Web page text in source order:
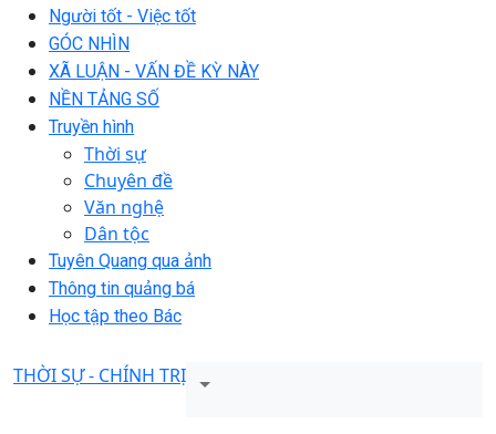
Người tốt - Việc tốt
GÓC NHÌN
XÃ LUẬN - VẤN ĐỀ KỲ NÀY
NỀN TẢNG SỐ
Truyền hình
Thời sự
Chuyên đề
Văn nghệ
Dân tộc
Tuyên Quang qua ảnh
Thông tin quảng bá
Học tập theo Bác
THỜI SỰ - CHÍNH TRỊ